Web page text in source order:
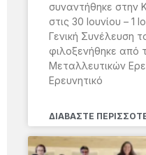
συναντήθηκε στην
στις 30 Ιουνίου – 1
Γενική Συνέλευση
φιλοξενήθηκε από
Μεταλλευτικών
Ερευνητικό
ΔΙΑΒΆΣΤΕ